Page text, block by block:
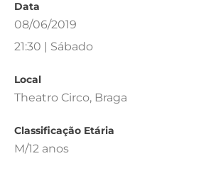
Data
08/06/2019
21:30 | Sábado
Local
Theatro Circo, Braga
Classificação Etária
M/12 anos